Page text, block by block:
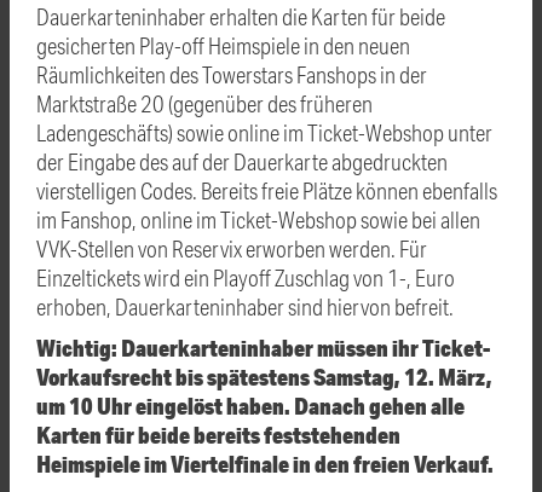
Dauerkarteninhaber erhalten die Karten für beide
gesicherten Play-off Heimspiele in den neuen
Räumlichkeiten des Towerstars Fanshops in der
Marktstraße 20 (gegenüber des früheren
Ladengeschäfts) sowie online im Ticket-Webshop unter
der Eingabe des auf der Dauerkarte abgedruckten
vierstelligen Codes. Bereits freie Plätze können ebenfalls
im Fanshop, online im Ticket-Webshop sowie bei allen
VVK-Stellen von Reservix erworben werden. Für
Einzeltickets wird ein Playoff Zuschlag von 1-, Euro
erhoben, Dauerkarteninhaber sind hiervon befreit.
Wichtig: Dauerkarteninhaber müssen ihr Ticket-
Vorkaufsrecht bis spätestens Samstag, 12. März,
um 10 Uhr eingelöst haben. Danach gehen alle
Karten für beide bereits feststehenden
Heimspiele im Viertelfinale in den freien Verkauf.